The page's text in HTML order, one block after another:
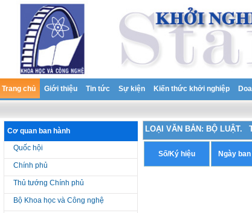
Trang chủ Giới thiệu Tin tức Sự kiện Kiến thức khởi nghiệp
Cơ quan ban hành
Quốc hội
Chính phủ
Thủ tướng Chính phủ
Bộ Khoa học và Công nghệ
LOẠI VĂN BẢN: BỘ LUẬT.
Số/Ký hiệu Ngày